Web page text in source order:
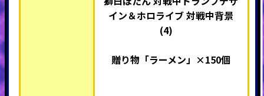
イン＆ホロライブ 対戦中背景
(4)
贈り物「ラーメン」×150個